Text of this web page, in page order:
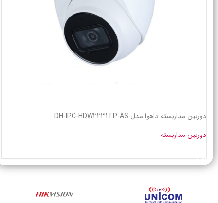
دوربین مداربسته داهوا مدل DH-IPC-HDW2231TP-AS
دوربین مداربسته